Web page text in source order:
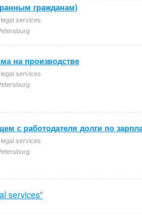
гражданам)
services
на производстве
services
с работодателя долги по
services
services"